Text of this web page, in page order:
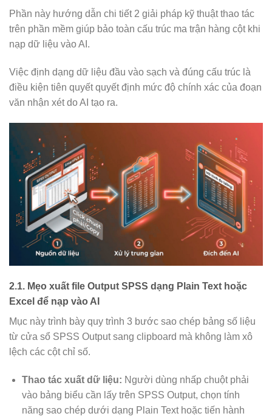
Phần này hướng dẫn chi tiết 2 giải pháp kỹ thuật thao tác
trên phần mềm giúp bảo toàn cấu trúc ma trận hàng cột khi
nạp dữ liệu vào AI.
Việc định dạng dữ liệu đầu vào sạch và đúng cấu trúc là
điều kiện tiên quyết quyết định mức độ chính xác của đoạn
văn nhận xét do AI tạo ra.
2.1. Mẹo xuất file Output SPSS dạng Plain Text hoặc
Excel để nạp vào AI
Mục này trình bày quy trình 3 bước sao chép bảng số liệu
từ cửa sổ SPSS Output sang clipboard mà không làm xô
lệch các cột chỉ số.
Thao tác xuất dữ liệu: Người dùng nhấp chuột phải
vào bảng biểu cần lấy trên SPSS Output, chọn tính
năng sao chép dưới dạng Plain Text hoặc tiến hành